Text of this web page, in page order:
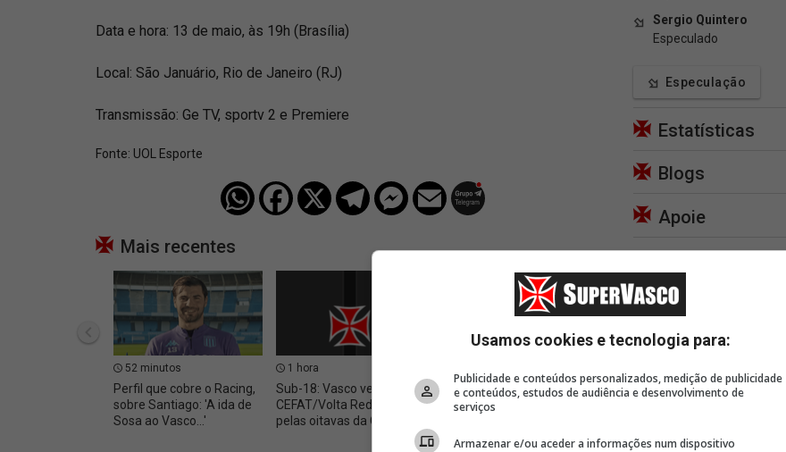
Data e hora: 13 de maio, às 19h (Brasília)
Local: São Januário, Rio de Janeiro (RJ)
Transmissão: Ge TV, sportv 2 e Premiere
Fonte: UOL Esporte
Mais recentes
52 minutos
Perfil que cobre o Racing,
sobre Santiago: 'A ida de
Sosa ao Vasco...'
1 hora
Sub-18: Vasco vence o
CEFAT/Volta Redonda
pelas oitavas da Copa M2
Léo Lacerda: Vasco
realiza depósitos dos
Racing
Retrospecto do Vasco em
Sergio Quintero
Especulado
Especulação
Estatísticas
Blogs
Apoie
Usamos cookies e tecnologia para:
Publicidade e conteúdos personalizados, medição de publicidade
e conteúdos, estudos de audiência e desenvolvimento de
serviços
Armazenar e/ou aceder a informações num dispositivo